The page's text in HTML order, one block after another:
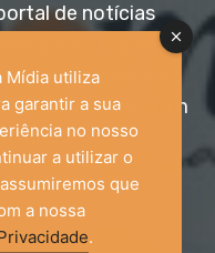
de notícias
para o público
idades. Nossa
relevante com um
Mídia utiliza
garantir a sua
no nosso
a utilizar o
que
a nossa
.